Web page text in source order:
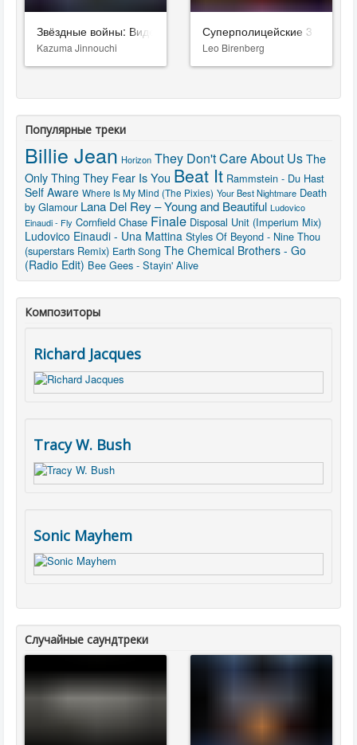
Звёздные войны: Видения. Девятый джедай
Kazuma Jinnouchi
Суперполицейские 3
Leo Birenberg
Популярные треки
Billie Jean Horizon They Don't Care About UsThe
Only Thing They Fear Is You Beat It Rammstein - Du Hast
Self Aware Where Is My Mind (The Pixies) Your Best Nightmare Death
by Glamour Lana Del Rey – Young and Beautiful Ludovico
Einaudi - Fly Cornfield Chase Finale Disposal Unit (Imperium Mix)
Ludovico Einaudi - Una Mattina Styles Of Beyond - Nine Thou
(superstars Remix) Earth Song The Chemical Brothers - Go
(Radio Edit) Bee Gees - Stayin' Alive
Композиторы
Richard Jacques
Tracy W. Bush
Sonic Mayhem
Случайные саундтреки